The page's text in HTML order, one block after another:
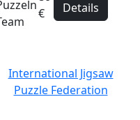
€
Details
International Jigsaw
Puzzle Federation